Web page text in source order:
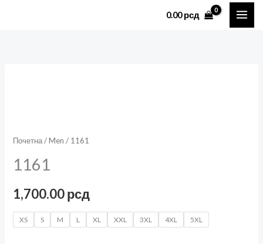
0.00рсд
Почетна/Men / 1161
1161
1,700.00рсд
XS S M L XL XXL 3XL 4XL 5XL